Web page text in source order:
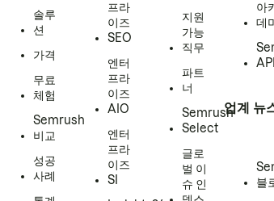
솔루
션
가격
무료
체험
Semrush
비교
성공
사례
프라
이즈
SEO
엔터
프라
이즈
AIO
엔터
프라
이즈
SI
지원
가능
직무
파트
너
Semrush
Select
글로
벌 이
슈 인
아
데
업계 뉴
블